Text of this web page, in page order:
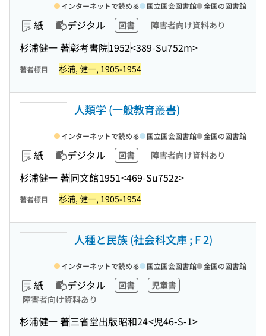
紙 デジタル 図書 障害者向け資料あり
杉浦健一 著彰考書院1952<389-Su752m>
インターネットで読める 国立国会図書館 全国の図書館
著者標目 杉浦, 健一, 1905-1954
人類学 (一般教育叢書)
紙 デジタル 図書 障害者向け資料あり
杉浦健一 著同文館1951<469-Su752z>
インターネットで読める 国立国会図書館 全国の図書館
著者標目 杉浦, 健一, 1905-1954
人種と民族 (社会科文庫 ; F 2)
紙 デジタル 図書
児童書
障害者向け資料あり
杉浦健一 著三省堂出版昭和24<児46-S-1>
インターネットで読める 国立国会図書館 全国の図書館